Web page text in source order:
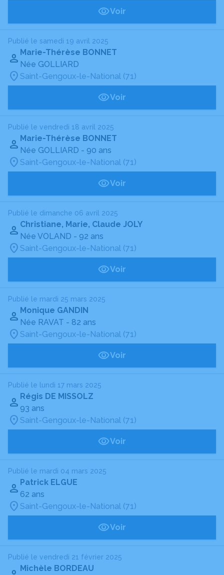
Voir
Publié le samedi 19 avril 2025
Marie-Thérèse BONNET
Née GOLLIARD
Saint-Gengoux-le-National (71)
Voir
Publié le vendredi 18 avril 2025
Marie-Thérèse BONNET
Née GOLLIARD - 90 ans
Saint-Gengoux-le-National (71)
Voir
Publié le dimanche 06 avril 2025
Christiane, Marie, Claude JOLY
Née VOLAND - 92 ans
Saint-Gengoux-le-National (71)
Voir
Publié le mardi 25 mars 2025
Monique GANDIN
Née RAVAT - 82 ans
Saint-Gengoux-le-National (71)
Voir
Publié le lundi 17 mars 2025
Régis DE MISSOLZ
93 ans
Saint-Gengoux-le-National (71)
Voir
Publié le mardi 04 mars 2025
Patrick ELGUE
62 ans
Saint-Gengoux-le-National (71)
Voir
Publié le vendredi 21 février 2025
Michèle BORDEAU